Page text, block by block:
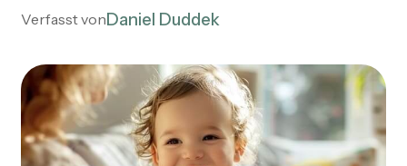
Verfasst vonDaniel Duddek